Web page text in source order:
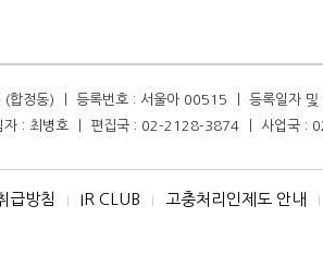
(합정동) ㅣ 등록번호 : 서울아 00515 ㅣ 등록일자
자 : 최병호 ㅣ 편집국 : 02-2128-3874 ㅣ 사업국 :
급방침 I IR CLUB I 고충처리인제도 안내 I